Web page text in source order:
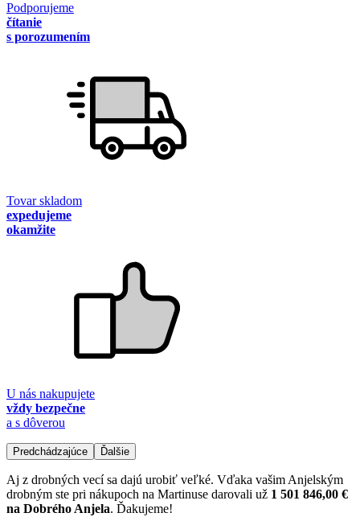
Podporujeme
čítanie
s porozumením
Tovar skladom
expedujeme
okamžite
U nás nakupujete
vždy bezpečne
a s dôverou
Predchádzajúce Ďalšie
Aj z drobných vecí sa dajú urobiť veľké. Vďaka vašim Anjelským
drobným ste pri nákupoch na Martinuse darovali už 1 501 846,00 €
na Dobrého Anjela. Ďakujeme!